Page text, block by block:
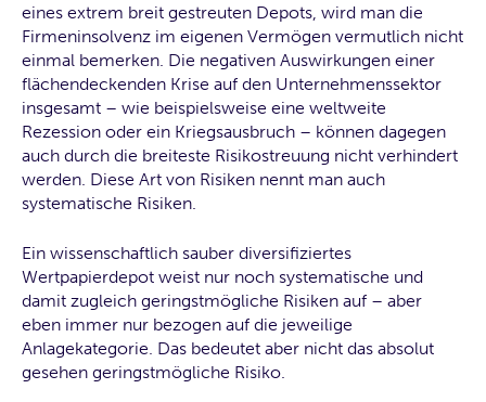
eines extrem breit gestreuten Depots, wird man die
Firmeninsolvenz im eigenen Vermögen vermutlich nicht
einmal bemerken. Die negativen Auswirkungen einer
flächendeckenden Krise auf den Unternehmenssektor
insgesamt – wie beispielsweise eine weltweite
Rezession oder ein Kriegsausbruch – können dagegen
auch durch die breiteste Risikostreuung nicht verhindert
werden. Diese Art von Risiken nennt man auch
systematische Risiken.
Ein wissenschaftlich sauber diversifiziertes
Wertpapierdepot weist nur noch systematische und
damit zugleich geringstmögliche Risiken auf – aber
eben immer nur bezogen auf die jeweilige
Anlagekategorie. Das bedeutet aber nicht das absolut
gesehen geringstmögliche Risiko.